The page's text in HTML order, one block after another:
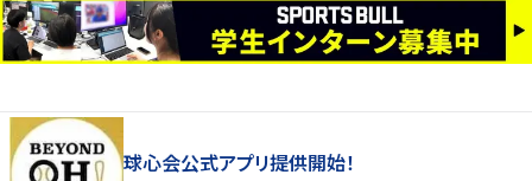
球心会公式アプリ提供開始！